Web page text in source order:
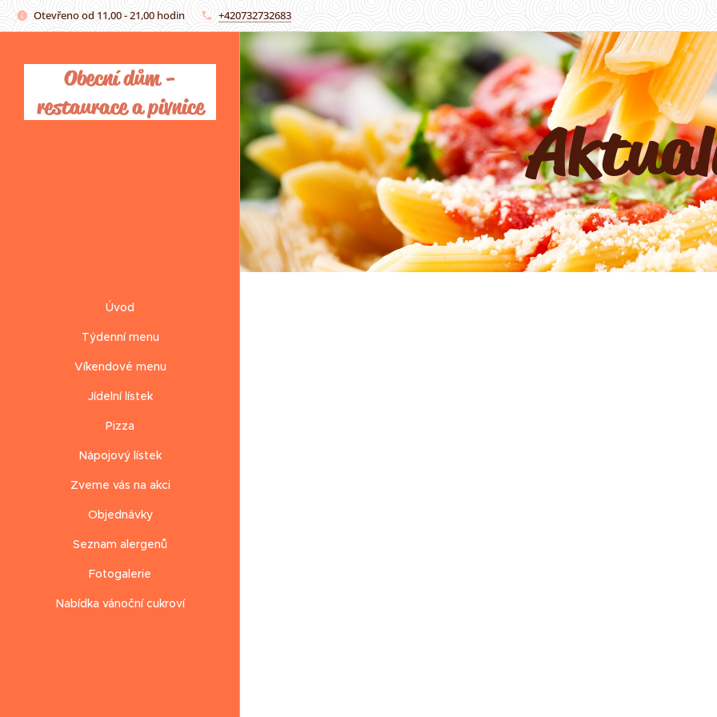
Otevřeno od 11,00 - 21,00 hodin +420732732683
Obecní dům -
restaurace a pivnice
Úvod
Týdenní menu
Víkendové menu
Jídelní lístek
Pizza
Nápojový lístek
Zveme vás na akci
Objednávky
Seznam alergenů
Fotogalerie
Nabídka vánoční cukroví